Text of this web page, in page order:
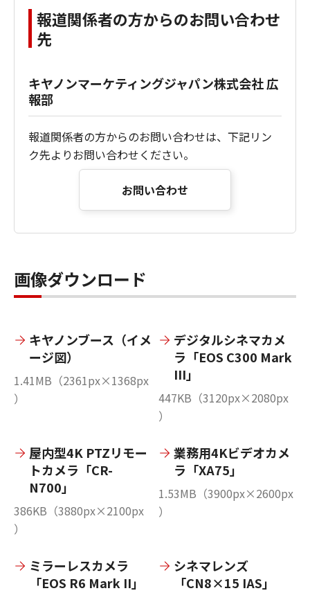
報道関係者の方からのお問い合わせ
先
キヤノンマーケティングジャパン株式会社 広
報部
報道関係者の方からのお問い合わせは、下記リン
ク先よりお問い合わせください。
お問い合わせ
画像ダウンロード
キヤノンブース（イメ
ージ図）
1.41MB（2361px×1368px
）
デジタルシネマカメ
ラ「EOS C300 Mark
III」
447KB（3120px×2080px
）
屋内型4K PTZリモー
トカメラ「CR-
N700」
386KB（3880px×2100px
）
業務用4Kビデオカメ
ラ「XA75」
1.53MB（3900px×2600px
）
ミラーレスカメラ
「EOS R6 Mark II」
シネマレンズ
「CN8×15 IAS」